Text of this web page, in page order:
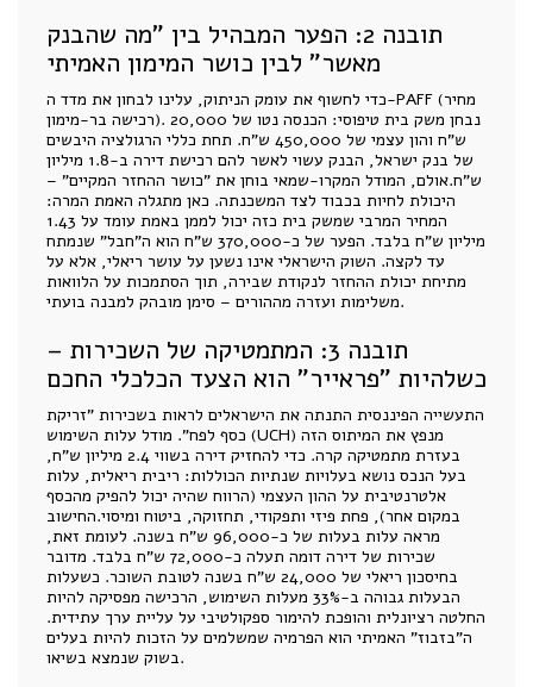
תובנה 2: הפער המבהיל בין "מה שהבנק
מאשר" לבין כושר המימון האמיתי
כדי לחשוף את עומק הניתוק, עלינו לבחון את מדד ה-PAFF (מחיר
רכישה בר-מימון). נבחן משק בית טיפוסי: הכנסה נטו של 20,000
ש"ח והון עצמי של 450,000 ש"ח. תחת כללי הרגולציה היבשים
של בנק ישראל, הבנק עשוי לאשר להם רכישת דירה ב-1.8 מיליון
ש"ח.אולם, המודל המקרו-שמאי בוחן את "כושר ההחזר המקיים" –
היכולת לחיות בכבוד לצד המשכנתה. כאן מתגלה האמת המרה:
המחיר המרבי שמשק בית כזה יכול לממן באמת עומד על 1.43
מיליון ש"ח בלבד. הפער של כ-370,000 ש"ח הוא ה"חבל" שנמתח
עד לקצה. השוק הישראלי אינו נשען על עושר ריאלי, אלא על
מתיחת יכולת ההחזר לנקודת שבירה, תוך הסתמכות על הלוואות
משלימות ועזרה מההורים – סימן מובהק למבנה בועתי.
תובנה 3: המתמטיקה של השכירות –
כשלהיות "פראייר" הוא הצעד הכלכלי החכם
התעשייה הפיננסית התנתה את הישראלים לראות בשכירות "זריקת
כסף לפח". מודל עלות השימוש (UCH) מנפץ את המיתוס הזה
בעזרת מתמטיקה קרה. כדי להחזיק דירה בשווי 2.4 מיליון ש"ח,
בעל הנכס נושא בעלויות שנתיות הכוללות: ריבית ריאלית, עלות
אלטרנטיבית על ההון העצמי (הרווח שהיה יכול להפיק מהכסף
במקום אחר), פחת פיזי ותפקודי, תחזוקה, ביטוח ומיסוי.החישוב
מראה עלות בעלות של כ-96,000 ש"ח בשנה. לעומת זאת,
שכירות של דירה דומה תעלה כ-72,000 ש"ח בלבד. מדובר
בחיסכון ריאלי של 24,000 ש"ח בשנה לטובת השוכר. כשעלות
הבעלות גבוהה ב-33% מעלות השימוש, הרכישה מפסיקה להיות
החלטה רציונלית והופכת להימור ספקולטיבי על עליית ערך עתידית.
ה"בזבוז" האמיתי הוא הפרמיה שמשלמים על הזכות להיות בעלים
בשוק שנמצא בשיאו.